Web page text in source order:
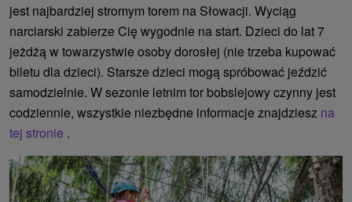
jest najbardziej stromym torem na Słowacji. Wyciąg
narciarski zabierze Cię wygodnie na start. Dzieci do lat 7
jeżdżą w towarzystwie osoby dorosłej (nie trzeba kupować
biletu dla dzieci). Starsze dzieci mogą spróbować jeździć
samodzielnie. W sezonie letnim tor bobslejowy czynny jest
codziennie, wszystkie niezbędne informacje znajdziesz na
tej stronie .